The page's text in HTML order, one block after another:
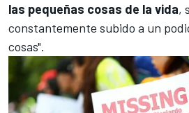
las pequeñas cosas de la vida,
constantemente subido a un
cosas".